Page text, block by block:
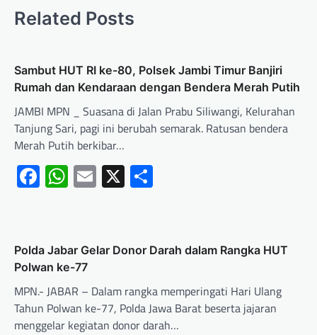
Related Posts
Sambut HUT RI ke-80, Polsek Jambi Timur Banjiri
Rumah dan Kendaraan dengan Bendera Merah Putih
JAMBI MPN _ Suasana di Jalan Prabu Siliwangi, Kelurahan
Tanjung Sari, pagi ini berubah semarak. Ratusan bendera
Merah Putih berkibar…
Facebook
WhatsApp
Email
X
Polda Jabar Gelar Donor Darah dalam Rangka HUT
Polwan ke-77
MPN.- JABAR – Dalam rangka memperingati Hari Ulang
Tahun Polwan ke-77, Polda Jawa Barat beserta jajaran
menggelar kegiatan donor darah…